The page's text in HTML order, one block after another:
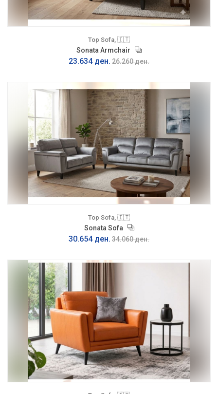
Top Sofa, 🇮🇹
Sonata Armchair
23.634 ден. 26.260 ден.
Top Sofa, 🇮🇹
Sonata Sofa
30.654 ден. 34.060 ден.